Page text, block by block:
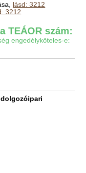
lásd: 3212
3212
TEÁOR szám:
engedélyköteles-e: